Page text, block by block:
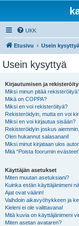
UKK
Etusivu Usein kysyttyä
Usein kysyttyä
Kirjautumisen ja
Miksi minun pitää
Mikä on COPPA?
Miksi en voi rekisteröityä?
Rekisteröidyin, mutta en voi
Miksi en voi kirjautua sisään?
Rekisteröidyin joskus
Olen hukannut salasanani!
Miksi minut kirjataan ulos
Mitä “Poista foorumin
Käyttäjän asetukset
Miten muutan asetuksiani?
Kuinka estän käyttäjänimeni
Ajat ovat väärin!
Vaihdoin aikavyöhykkeen ja
Kieleni ei ole valittavana!
Mitä kuvia on käyttäjänimeni
Miten asetan avataren?